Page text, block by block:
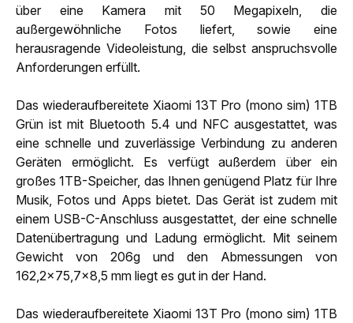
über eine Kamera mit 50 Megapixeln, die
außergewöhnliche Fotos liefert, sowie eine
herausragende Videoleistung, die selbst anspruchsvolle
Anforderungen erfüllt.
Das wiederaufbereitete Xiaomi 13T Pro (mono sim) 1TB
Grün ist mit Bluetooth 5.4 und NFC ausgestattet, was
eine schnelle und zuverlässige Verbindung zu anderen
Geräten ermöglicht. Es verfügt außerdem über ein
großes 1TB-Speicher, das Ihnen genügend Platz für Ihre
Musik, Fotos und Apps bietet. Das Gerät ist zudem mit
einem USB-C-Anschluss ausgestattet, der eine schnelle
Datenübertragung und Ladung ermöglicht. Mit seinem
Gewicht von 206g und den Abmessungen von
162,2x75,7x8,5 mm liegt es gut in der Hand.
Das wiederaufbereitete Xiaomi 13T Pro (mono sim) 1TB